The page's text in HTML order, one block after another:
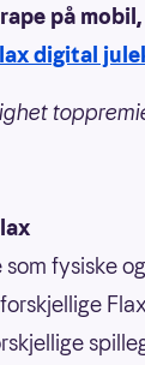
på
digital
fysiske